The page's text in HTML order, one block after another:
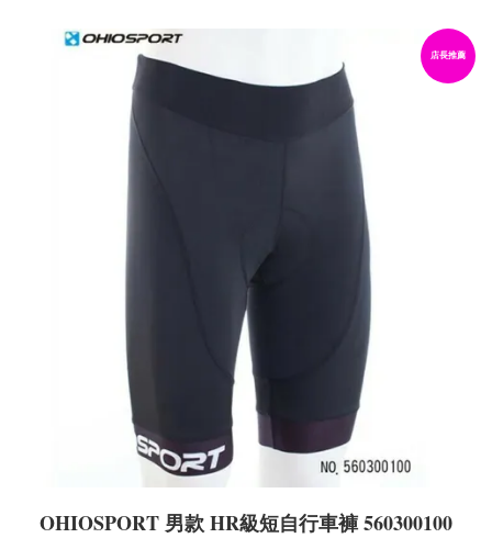
店長推薦
OHIOSPORT 男款 HR級短自行車褲 560300100